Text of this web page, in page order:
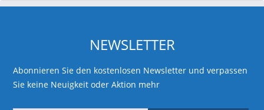
NEWSLETTER
Abonnieren Sie den kostenlosen Newsletter und verpassen
Sie keine Neuigkeit oder Aktion mehr